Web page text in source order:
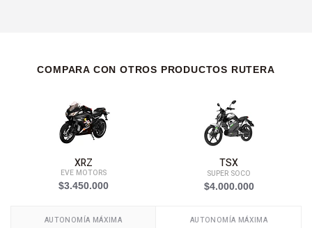
COMPARA CON OTROS PRODUCTOS RUTERA
XRZ
EVE MOTORS
$3.450.000
AUTONOMÍA MÁXIMA
TSX
SUPER SOCO
$4.000.000
AUTONOMÍA MÁXIMA